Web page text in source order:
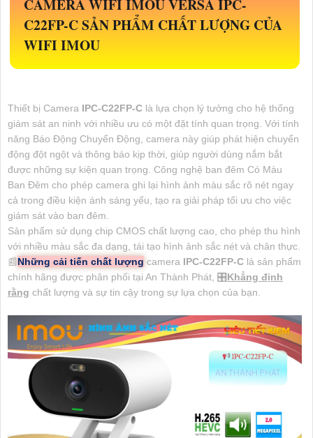
CAMERA WIFI IMOU VERSAIPC-
C22FP-CSẢN PHẨM CHẤT LƯỢNG CỦA
WIFI IMOU
Thiết bị Camera IPC-C22FP-C là lựa chọn lý tưởng cho hệ thống
giám sát an ninh với nhiều ưu có một đặt tính quan trọng. Với tính
năng Báo Động Chuyển Động, camera này giúp phát hiện chuyển
động đột ngột và thông báo kịp thời, giúp người dùng nắm bắt
được những sự kiện quan trọng. Công nghệ ban đêm Có Màu
Ban Đêm cho phép camera ghi lại hình ảnh màu sắc rõ nét ngay
cả trong điều kiện ánh sáng yếu, tạo ra giải pháp tối ưu cho việc
giám sát vào ban đêm.
Sản phẩm sử dụng chip CMOS chất lượng cao, cho phép thu hình
với nhiều màu sắc đa dạng, tái tạo hình ảnh sắc nét và chân thực.
📰Những cải tiến chất lượng camera IPC-C22FP-C là sản phẩm
chính hãng được phân phối tại An Thành Phát, 🎛Khẳng định
rằng chất lượng và sự tin cậy trong sự lựa chọn của bạn.